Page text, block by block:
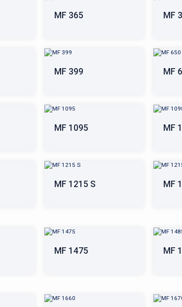
MF 365 MF
MF 399 MF
MF 1095 MF
MF 1215 S MF
MF 1475 MF